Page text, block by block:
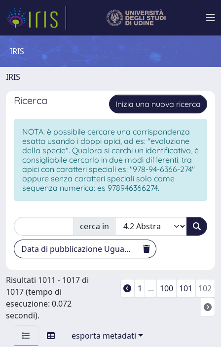
IRIS
IRIS
Ricerca Inizia una nuova ricerca
NOTA: è possibile cercare una corrispondenza
esatta usando i doppi apici, ad es: "evoluzione
della specie". Qualora si cerchi un identificativo, è
consigliabile cercarlo in due modi differenti: tra
apici con caratteri speciali es: "978-94-6366-274"
oppure senza caratteri speciali solo come
sequenza numerica: es 978946366274.
cerca in
Data di pubblicazione Uguale [2000 TO 2009]
Risultati 1011 - 1017 di
1017 (tempo di
esecuzione: 0.072
secondi).
1 ... 100 101 102
esporta metadati